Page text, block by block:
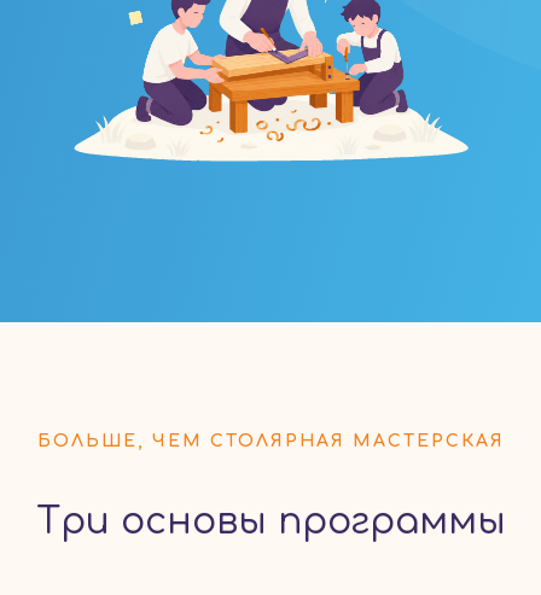
БОЛЬШЕ, ЧЕМ СТОЛЯРНАЯ МАСТЕРСКАЯ
Три основы программы